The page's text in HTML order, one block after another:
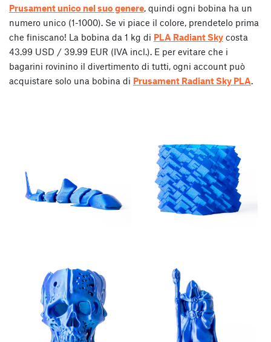
Prusament unico nel suo genere, quindi ogni bobina ha un
numero unico (1-1000). Se vi piace il colore, prendetelo prima
che finiscano! La bobina da 1 kg di PLA Radiant Sky costa
43.99 USD / 39.99 EUR (IVA incl.). E per evitare che i
bagarini rovinino il divertimento di tutti, ogni account può
acquistare solo una bobina di Prusament Radiant Sky PLA.